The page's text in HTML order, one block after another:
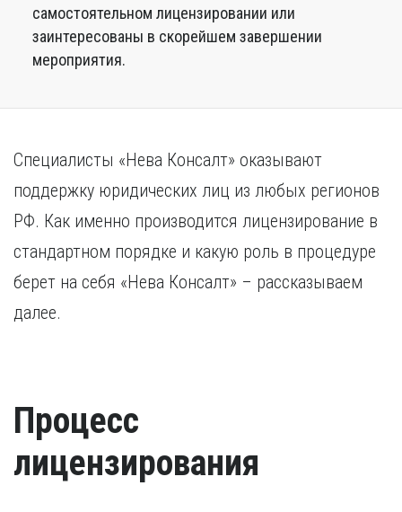
самостоятельном лицензировании или
заинтересованы в скорейшем завершении
мероприятия.
Специалисты «Нева Консалт» оказывают
поддержку юридических лиц из любых регионов
РФ. Как именно производится лицензирование в
стандартном порядке и какую роль в процедуре
берет на себя «Нева Консалт» – рассказываем
далее.
Процесс
лицензирования